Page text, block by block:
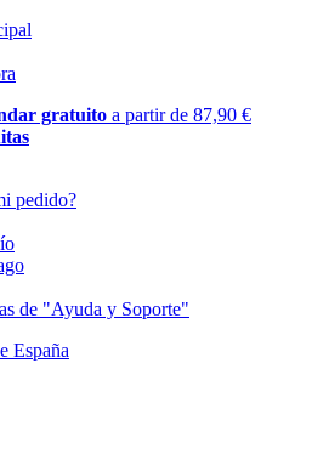
gratuito a partir de 87,90 €
pedido?
de "Ayuda y Soporte"